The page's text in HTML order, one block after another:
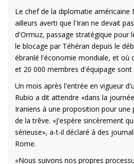
Le chef de la diplomatie américaine
ailleurs averti que l'Iran ne devait
d'Ormuz, passage stratégique pour
le blocage par Téhéran depuis le
ébranlé l'économie mondiale, et où
et 20 000 membres d'équipage sont
Un mois après l'entrée en vigueur
Rubio a dit attendre «dans la
Iraniens à une proposition pour une
de la trêve. «J'espère sincèrement
sérieuse», a-t-il déclaré à des
Rome.
«Nous suivons nos propres